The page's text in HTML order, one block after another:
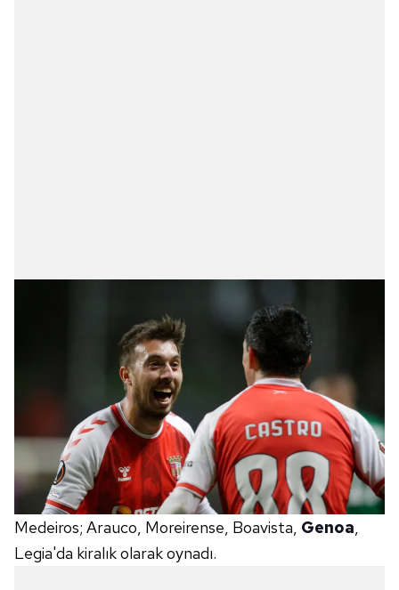
Medeiros; Arauco, Moreirense, Boavista, Genoa,
Legia'da kiralık olarak oynadı.